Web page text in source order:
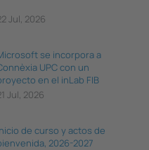
Jul, 2026
se incorpora a
UPC con un
en el inLab FIB
Jul, 2026
de curso y actos de
2026-2027